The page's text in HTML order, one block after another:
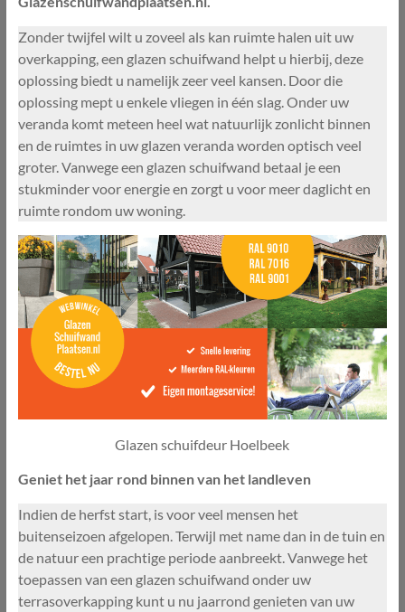
Zonder twijfel wilt u zoveel als kan ruimte halen uit uw
overkapping, een glazen schuifwand helpt u hierbij, deze
oplossing biedt u namelijk zeer veel kansen. Door die
oplossing mept u enkele vliegen in één slag. Onder uw
veranda komt meteen heel wat natuurlijk zonlicht binnen
en de ruimtes in uw glazen veranda worden optisch veel
groter. Vanwege een glazen schuifwand betaal je een
stukminder voor energie en zorgt u voor meer daglicht en
ruimte rondom uw woning.
Glazen schuifdeur Hoelbeek
Geniet het jaar rond binnen van het landleven
Indien de herfst start, is voor veel mensen het
buitenseizoen afgelopen. Terwijl met name dan in de tuin en
de natuur een prachtige periode aanbreekt. Vanwege het
toepassen van een glazen schuifwand onder uw
terrasoverkapping kunt u nu jaarrond genieten van uw